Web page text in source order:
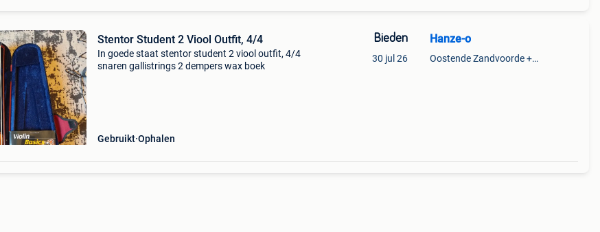
Stentor Student 2 Viool Outfit, 4/4
In goede staat stentor student 2 viool outfit, 4/4
snaren gallistrings 2 dempers wax boek
Gebruikt Ophalen
Bieden
30 jul 26
Hanze-o
Oostende Zandvoorde +Oostende